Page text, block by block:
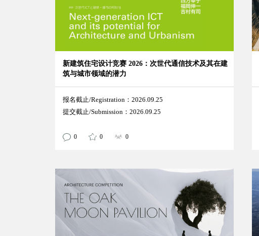
新建筑住宅设计竞赛 2026：次世代通信技术及其在建
筑与城市领域的潜力
报名截止/Registration：2026.09.25
提交截止/Submission：2026.09.25
0 0 0